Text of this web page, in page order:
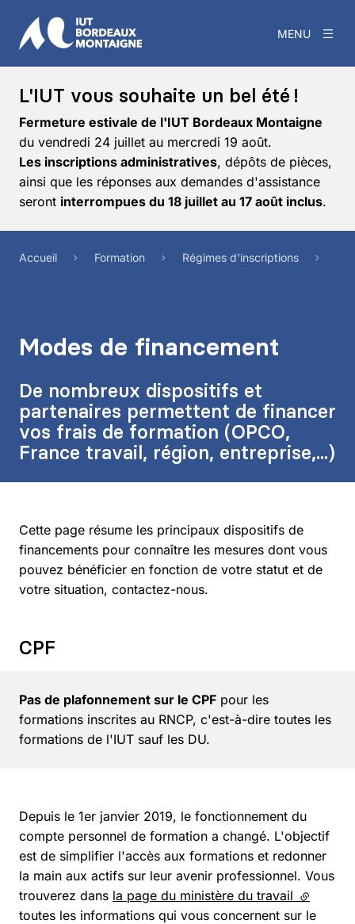
MENU
L'IUT vous souhaite un bel été !
Fermeture estivale de l'IUT Bordeaux Montaigne
du vendredi 24 juillet au mercredi 19 août.
Les inscriptions administratives, dépôts de pièces,
ainsi que les réponses aux demandes d'assistance
seront interrompues du 18 juillet au 17 août inclus.
Accueil Formation Régimes d'inscriptions
Modes de financement
De nombreux dispositifs et
partenaires permettent de financer
vos frais de formation (OPCO,
France travail, région, entreprise,...)
Cette page résume les principaux dispositifs de
financements pour connaître les mesures dont vous
pouvez bénéficier en fonction de votre statut et de
votre situation, contactez-nous.
CPF
Pas de plafonnement sur le CPF pour les
formations inscrites au RNCP, c'est-à-dire toutes les
formations de l'IUT sauf les DU.
Depuis le 1er janvier 2019, le fonctionnement du
compte personnel de formation a changé. L'objectif
est de simplifier l'accès aux formations et redonner
la main aux actifs sur leur avenir professionnel. Vous
trouverez dans la page du ministère du travail (lien
toutes les informations qui vous concernent sur le